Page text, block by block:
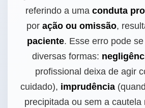
referindo a uma conduta
por ação ou omissão,
paciente. Esse erro pode
diversas formas:
profissional deixa de agir
cuidado), imprudência
precipitada ou sem a cautela